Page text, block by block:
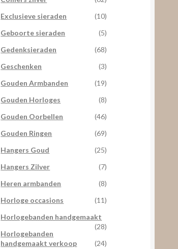
Exclusieve sieraden
(10)
Geboorte sieraden
(5)
Gedenksieraden
(68)
Geschenken
(3)
Gouden Armbanden
(19)
Gouden Horloges
(8)
Gouden Oorbellen
(46)
Gouden Ringen
(69)
Hangers Goud
(25)
Hangers Zilver
(7)
Heren armbanden
(8)
Horloge occasions
(11)
Horlogebanden handgemaakt
(28)
Horlogebanden
handgemaakt verkoop
(24)